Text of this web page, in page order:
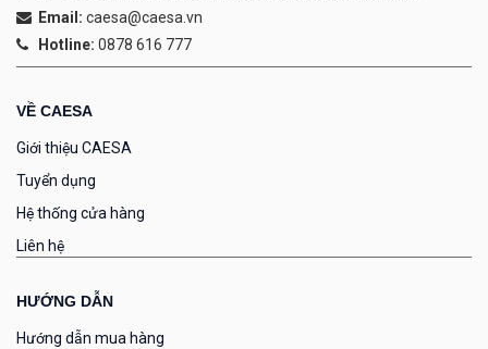
Email: caesa@caesa.vn
Hotline: 0878 616 777
VỀ CAESA
Giới thiệu CAESA
Tuyển dụng
Hệ thống cửa hàng
Liên hệ
HƯỚNG DẪN
Hướng dẫn mua hàng